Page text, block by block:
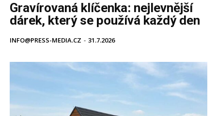
Gravírovaná klíčenka: nejlevnější
dárek, který se používá každý den
INFO@PRESS-MEDIA.CZ - 31.7.2026